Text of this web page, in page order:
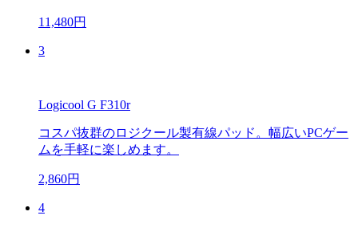
11,480円
3
Logicool G F310r
コスパ抜群のロジクール製有線パッド。幅広いPCゲー
ムを手軽に楽しめます。
2,860円
4